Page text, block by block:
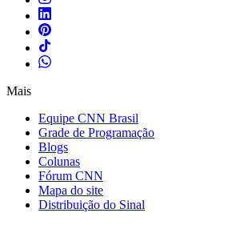
Mais
Equipe CNN Brasil
Grade de Programação
Blogs
Colunas
Fórum CNN
Mapa do site
Distribuição do Sinal